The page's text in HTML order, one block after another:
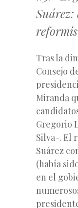
Tras la
Consejo
Miranda
Gregorio
Silva-. El
Suárez
(había
en el